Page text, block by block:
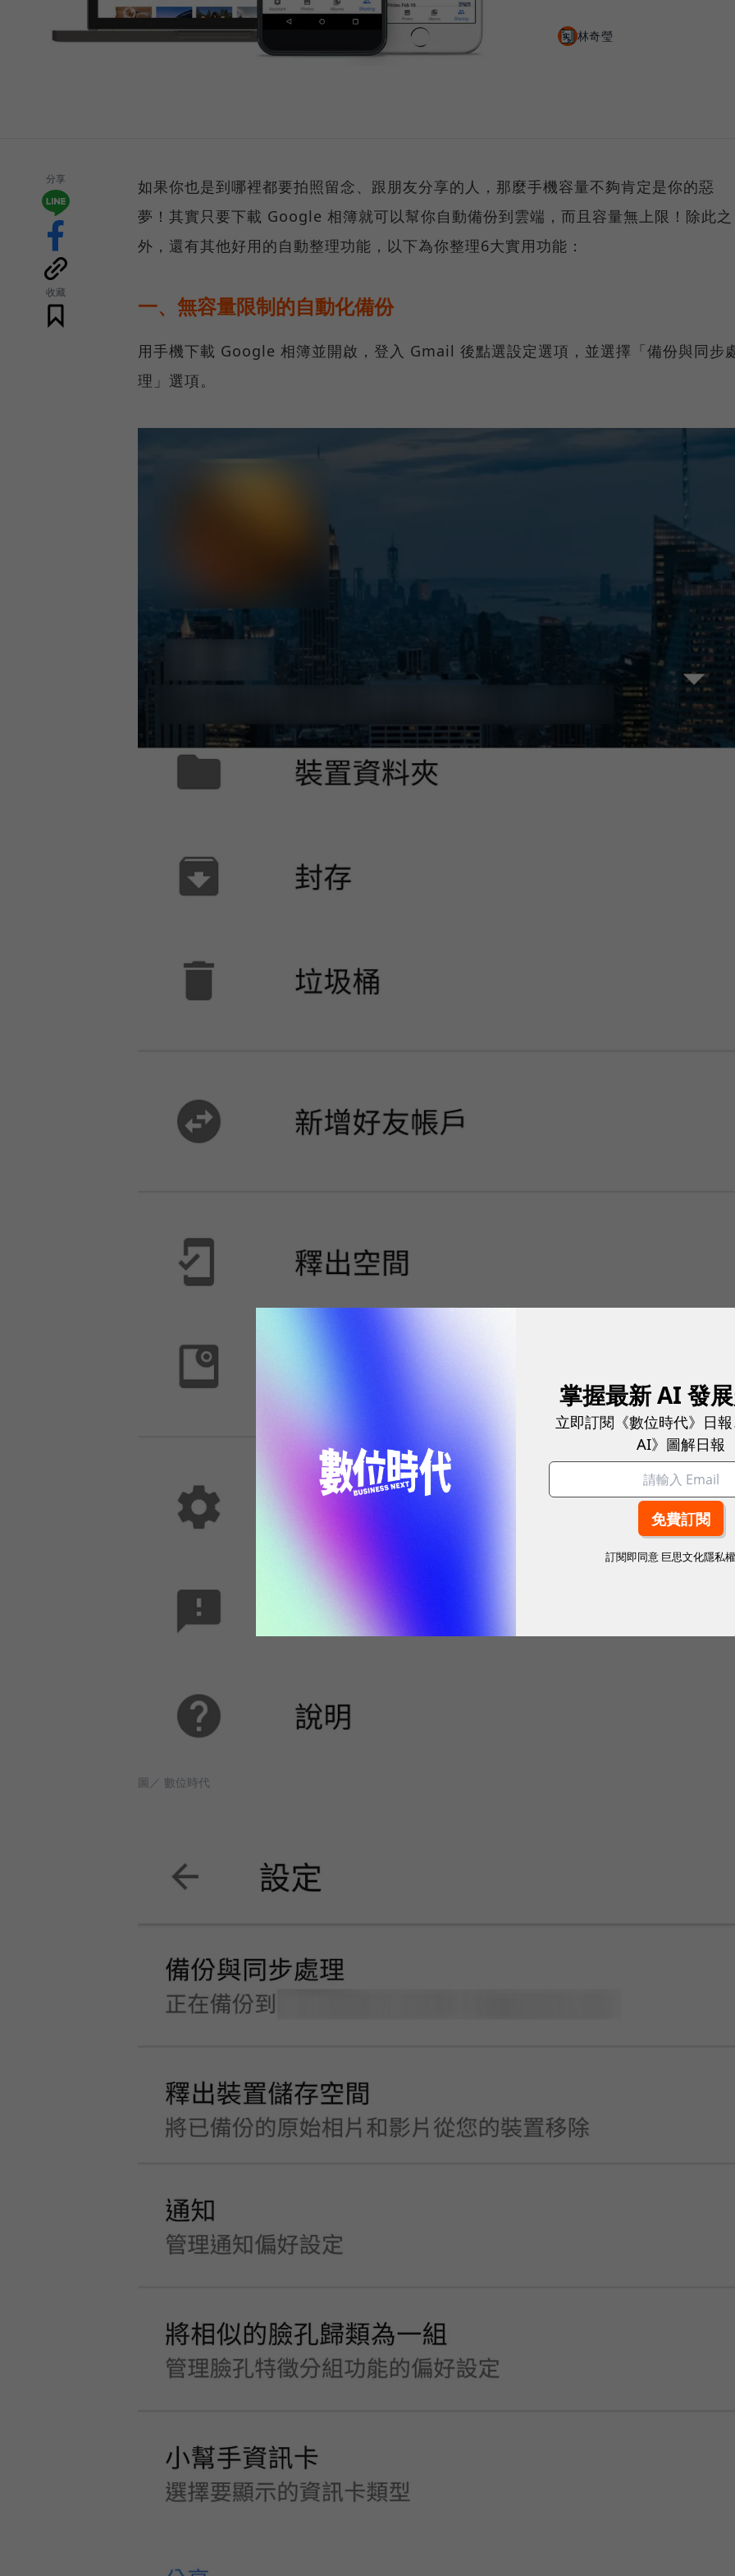
林奇瑩
分享
收藏
如果你也是到哪裡都要拍照留念、跟朋友分享的人，那麼手機容量不夠肯定是你的惡
夢！其實只要下載 Google 相簿就可以幫你自動備份到雲端，而且容量無上限！除此之
外，還有其他好用的自動整理功能，以下為你整理6大實用功能：
一、無容量限制的自動化備份
用手機下載 Google 相簿並開啟，登入 Gmail 後點選設定選項，並選擇「備份與同步
理」選項。
圖／ 數位時代
掌握最新 AI 發
立即訂閱《數位時代》日
AI》圖解日報
訂閱即同意 巨思文化隱私